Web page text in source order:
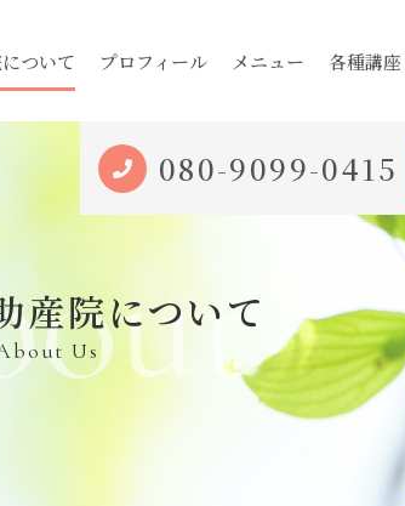
ついて プロフィール メニュー 各種講
産院について
Us
080-9099-0415